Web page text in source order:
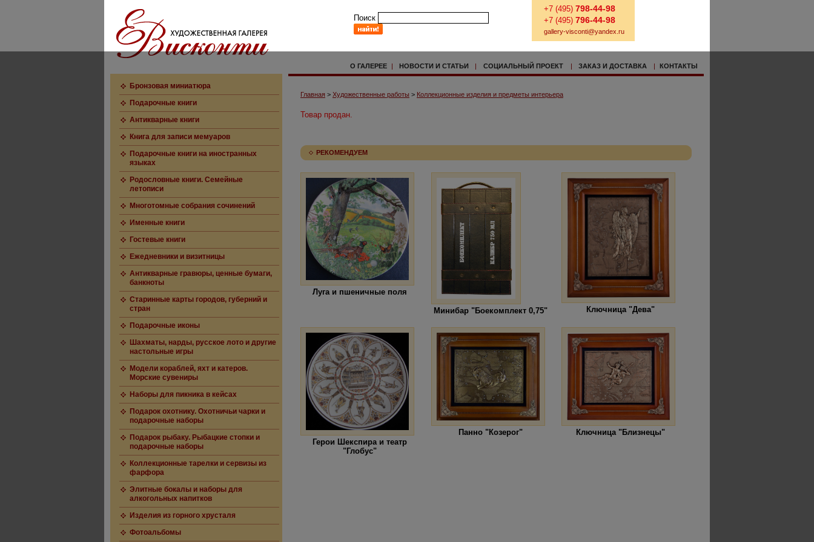
Поиск
+7 (495) 798-44-98
+7 (495) 796-44-98
gallery-visconti@yandex.ru
О ГАЛЕРЕЕ | НОВОСТИ И СТАТЬИ | СОЦИАЛЬНЫЙ ПРОЕКТ | ЗАКАЗ И ДОСТАВКА | КОНТАКТЫ
Бронзовая миниатюра
Подарочные книги
Антикварные книги
Книга для записи мемуаров
Подарочные книги на иностранных
языках
Родословные книги. Семейные
летописи
Многотомные собрания сочинений
Именные книги
Гостевые книги
Ежедневники и визитницы
Антикварные гравюры, ценные бумаги,
банкноты
Старинные карты городов, губерний и
стран
Подарочные иконы
Шахматы, нарды, русское лото и другие
настольные игры
Модели кораблей, яхт и катеров.
Морские сувениры
Наборы для пикника в кейсах
Подарок охотнику. Охотничьи чарки и
подарочные наборы
Подарок рыбаку. Рыбацкие стопки и
подарочные наборы
Коллекционные тарелки и сервизы из
фарфора
Элитные бокалы и наборы для
алкогольных напитков
Изделия из горного хрусталя
Фотоальбомы
Главная > Художественные работы > Коллекционные изделия и предметы интерьера
Товар продан.
РЕКОМЕНДУЕМ
Луга и пшеничные поля
Минибар "Боекомплект 0,75" Ключница "Дева"
Герои Шекспира и театр
"Глобус"
Панно "Козерог" Ключница "Близнецы"